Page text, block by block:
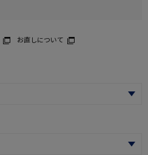
お直しについて